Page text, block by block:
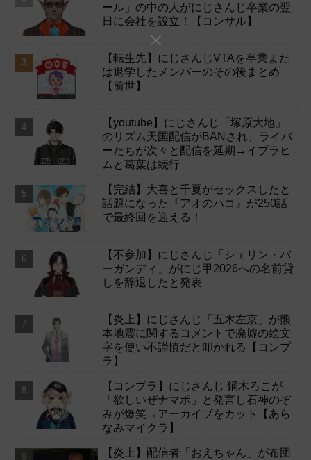
ール」の中の人がにじさんじ卒業の翌
日に会社を設立！【コンサル】
【転生先】にじさんじVTAを卒業また
は退学したメンバーのその後まとめ
【前世】
【youtube】にじさんじ「塚原大地」
のリズム天国配信がBANされ、ライバ
ーたちが次々と配信を延期→イブラヒ
ムと葛葉は続行
【完結】大喜と千夏がセックスしたと
話題になった『アオのハコ』が250話
で最終回を迎える！
【不参加】にじさんじ「シェリン・バ
ーガンディ」がにじ甲2026への名前貸
しを辞退したと発表
【炎上】にじさんじ「五木左京」が熊
本地震に関するコメントで廃墟の絵文
字を使い不謹慎だと叩かれる【コンプ
ラ】
【コンプラ】にじさんじ 鏑木ろこが
「欲しいぜナマポ」と発言し石神のぞ
みが爆笑→アーカイブをカット【あら
なみマイクラ】
【炎上】配信者「おえちゃん」が布団